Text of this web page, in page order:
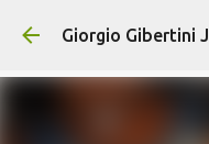
Passa ai
Giorgio Gibertini